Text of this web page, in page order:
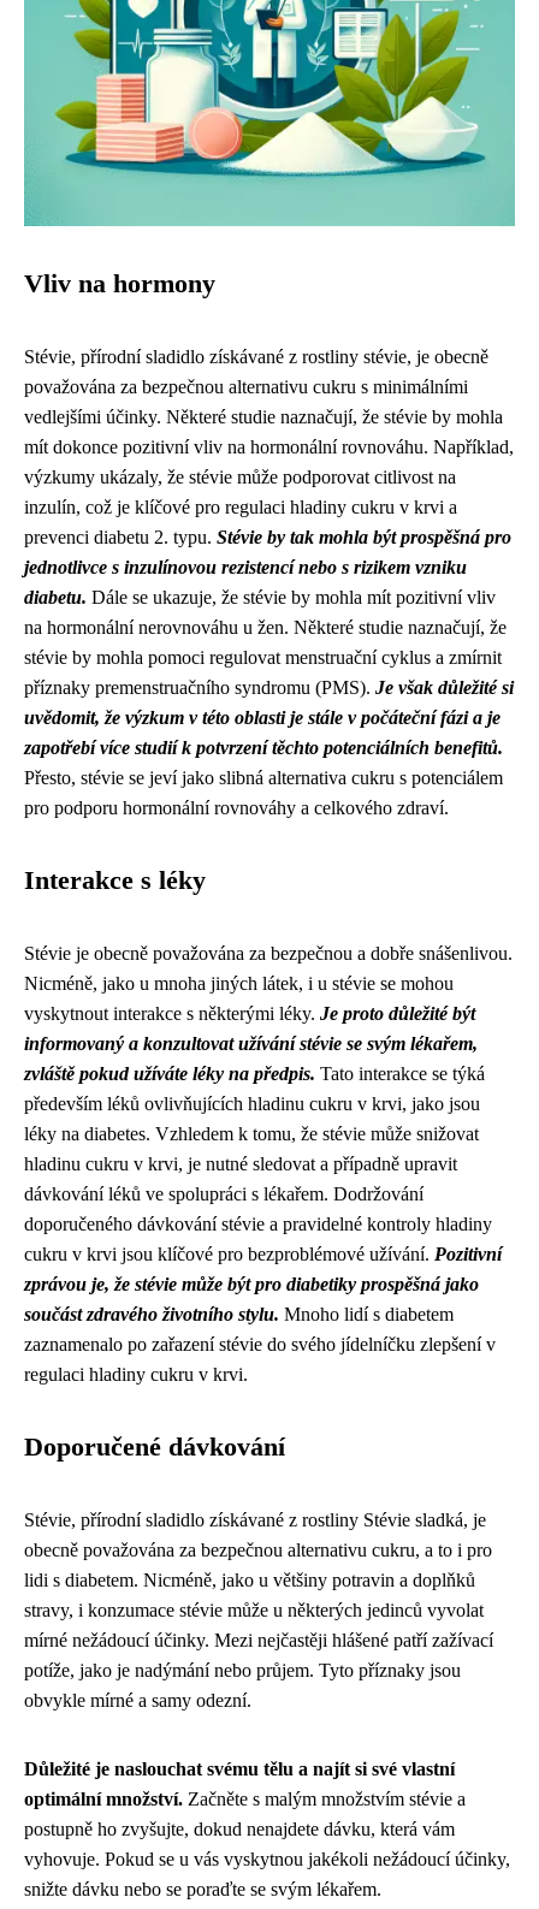
Vliv na hormony
Stévie, přírodní sladidlo získávané z rostliny stévie, je obecně
považována za bezpečnou alternativu cukru s minimálními
vedlejšími účinky. Některé studie naznačují, že stévie by mohla
mít dokonce pozitivní vliv na hormonální rovnováhu. Například,
výzkumy ukázaly, že stévie může podporovat citlivost na
inzulín, což je klíčové pro regulaci hladiny cukru v krvi a
prevenci diabetu 2. typu. Stévie by tak mohla být prospěšná pro
jednotlivce s inzulínovou rezistencí nebo s rizikem vzniku
diabetu. Dále se ukazuje, že stévie by mohla mít pozitivní vliv
na hormonální nerovnováhu u žen. Některé studie naznačují, že
stévie by mohla pomoci regulovat menstruační cyklus a zmírnit
příznaky premenstruačního syndromu (PMS). Je však důležité si
uvědomit, že výzkum v této oblasti je stále v počáteční fázi a je
zapotřebí více studií k potvrzení těchto potenciálních benefitů.
Přesto, stévie se jeví jako slibná alternativa cukru s potenciálem
pro podporu hormonální rovnováhy a celkového zdraví.
Interakce s léky
Stévie je obecně považována za bezpečnou a dobře snášenlivou.
Nicméně, jako u mnoha jiných látek, i u stévie se mohou
vyskytnout interakce s některými léky. Je proto důležité být
informovaný a konzultovat užívání stévie se svým lékařem,
zvláště pokud užíváte léky na předpis. Tato interakce se týká
především léků ovlivňujících hladinu cukru v krvi, jako jsou
léky na diabetes. Vzhledem k tomu, že stévie může snižovat
hladinu cukru v krvi, je nutné sledovat a případně upravit
dávkování léků ve spolupráci s lékařem. Dodržování
doporučeného dávkování stévie a pravidelné kontroly hladiny
cukru v krvi jsou klíčové pro bezproblémové užívání. Pozitivní
zprávou je, že stévie může být pro diabetiky prospěšná jako
součást zdravého životního stylu. Mnoho lidí s diabetem
zaznamenalo po zařazení stévie do svého jídelníčku zlepšení v
regulaci hladiny cukru v krvi.
Doporučené dávkování
Stévie, přírodní sladidlo získávané z rostliny Stévie sladká, je
obecně považována za bezpečnou alternativu cukru, a to i pro
lidi s diabetem. Nicméně, jako u většiny potravin a doplňků
stravy, i konzumace stévie může u některých jedinců vyvolat
mírné nežádoucí účinky. Mezi nejčastěji hlášené patří zažívací
potíže, jako je nadýmání nebo průjem. Tyto příznaky jsou
obvykle mírné a samy odezní.
Důležité je naslouchat svému tělu a najít si své vlastní
optimální množství. Začněte s malým množstvím stévie a
postupně ho zvyšujte, dokud nenajdete dávku, která vám
vyhovuje. Pokud se u vás vyskytnou jakékoli nežádoucí účinky,
snižte dávku nebo se poraďte se svým lékařem.